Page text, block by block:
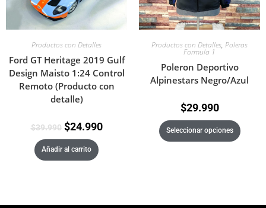
Productos con Detalles
Ford GT Heritage 2019 Gulf
Design Maisto 1:24 Control
Remoto (Producto con
detalle)
$39.990 $24.990
Añadir al carrito
Productos con Detalles, Poleras
Formula 1
Poleron Deportivo
Alpinestars Negro/Azul
$29.990
Seleccionar opciones